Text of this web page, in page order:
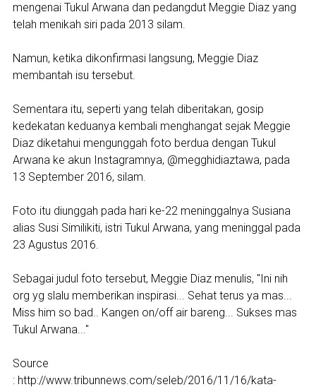
mengenai Tukul Arwana dan pedangdut Meggie Diaz yang
telah menikah siri pada 2013 silam.
Namun, ketika dikonfirmasi langsung, Meggie Diaz
membantah isu tersebut.
Sementara itu, seperti yang telah diberitakan, gosip
kedekatan keduanya kembali menghangat sejak Meggie
Diaz diketahui mengunggah foto berdua dengan Tukul
Arwana ke akun Instagramnya, @megghidiaztawa, pada
13 September 2016, silam.
Foto itu diunggah pada hari ke-22 meninggalnya Susiana
alias Susi Similikiti, istri Tukul Arwana, yang meninggal pada
23 Agustus 2016.
Sebagai judul foto tersebut, Meggie Diaz menulis, "Ini nih
org yg slalu memberikan inspirasi... Sehat terus ya mas...
Miss him so bad.. Kangen on/off air bareng... Sukses mas
Tukul Arwana..."
Source
: http://www.tribunnews.com/seleb/2016/11/16/kata-